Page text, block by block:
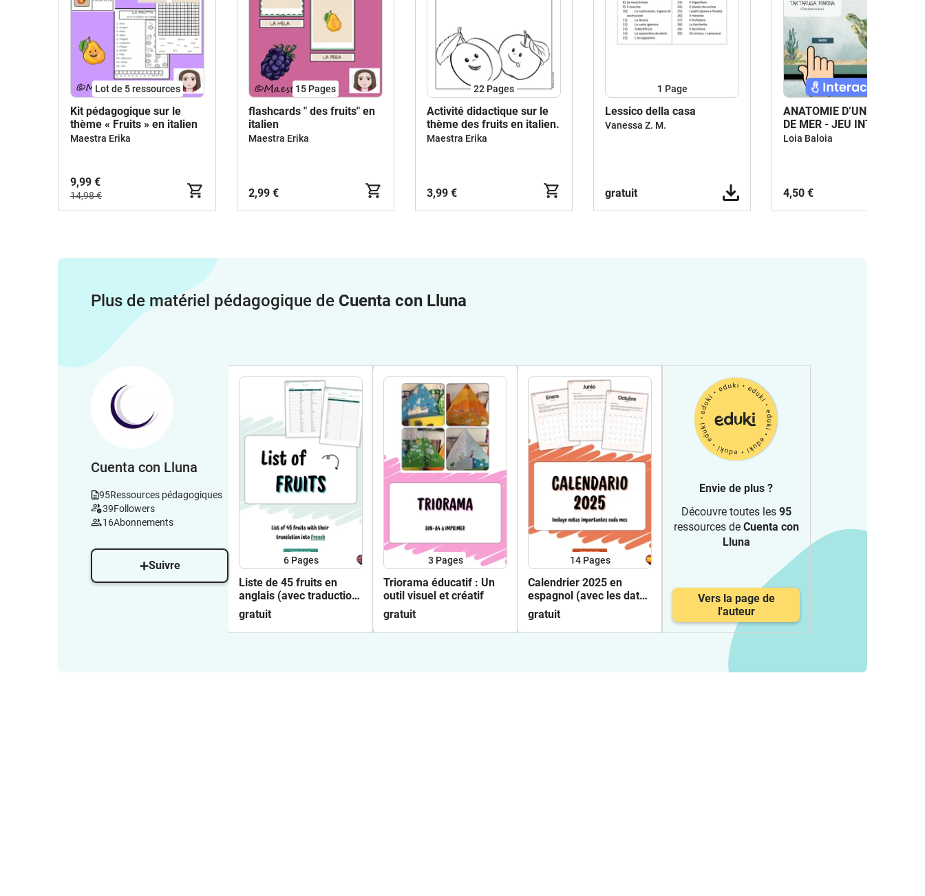
Lot de 5 ressources
Kit pédagogique sur le
thème « Fruits » en italien
Maestra Erika
9,99 €
14,98 €
15 Pages
flashcards " des fruits" en
italien
Maestra Erika
2,99 €
22 Pages
Activité didactique sur le
thème des fruits en italien.
Maestra Erika
3,99 €
1 Page
Lessico della casa
Vanessa Z. M.
gratuit
ANATOMIE D’UNE TORTUE
DE MER - JEU INTERACTIF
/ ITALIEN.
Loia Baloia
4,50 €
Plus de matériel pédagogique de Cuenta con Lluna
Cuenta con Lluna
95Ressources pédagogiques
39Followers
16Abonnements
Suivre 6 Pages
Liste de 45 fruits en
anglais (avec traduction
en français)
gratuit
3 Pages
Triorama éducatif : Un
outil visuel et créatif
gratuit
14 Pages
Calendrier 2025 en
espagnol (avec les dates
clés de chaque mois)
gratuit
Envie de plus ?
Découvre toutes les 95
ressources de Cuenta con
Lluna
Vers la page de
l'auteur